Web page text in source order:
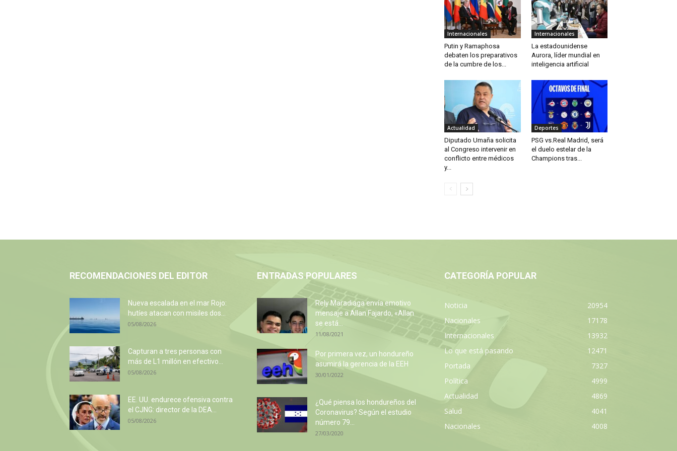
Internacionales
Putin y Ramaphosa
debaten los preparativos
de la cumbre de los...
Internacionales
La estadounidense
Aurora, líder mundial en
inteligencia artificial
Actualidad
Diputado Umaña solicita
al Congreso intervenir en
conflicto entre médicos
y...
Deportes
PSG vs.Real Madrid, será
el duelo estelar de la
Champions tras...
RECOMENDACIONES DEL EDITOR
Nueva escalada en el mar Rojo:
hutíes atacan con misiles dos...
05/08/2026
Capturan a tres personas con
más de L1 millón en efectivo...
05/08/2026
EE. UU. endurece ofensiva contra
el CJNG: director de la DEA...
05/08/2026
ENTRADAS POPULARES
Rely Maradiaga envía emotivo
mensaje a Allan Fajardo, «Allan
se está...
11/08/2021
Por primera vez, un hondureño
asumirá la gerencia de la EEH
30/01/2022
¿Qué piensa los hondureños del
Coronavirus? Según el estudio
número 79...
27/03/2020
CATEGORÍA POPULAR
Noticia
20954
Nacionales
17178
Internacionales
13932
Lo que está pasando
12471
Portada
7327
Política
4999
Actualidad
4869
Salud
4041
Nacionales
4008